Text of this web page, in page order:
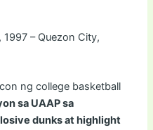
1997 – Quezon City,
ng college basketball
sa UAAP sa
dunks at highlight